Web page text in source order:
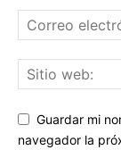
Guardar mi
navegador la